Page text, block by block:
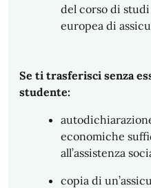
del corso di studi
europea di
Se ti trasferisci senza
studente:
economiche
all’assistenza
copia di